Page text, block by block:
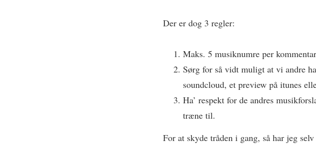
Der er dog 3 regler:
Maks. 5 musiknumre per
Sørg for så vidt muligt at vi andre
soundcloud, et preview på itunes
Ha’ respekt for de andres
træne til.
For at skyde tråden i gang, så har jeg